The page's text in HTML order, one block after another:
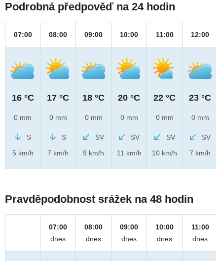
Podrobná předpověď na 24 hodin
07:00
16 °C
0 mm
S
5 km/h
08:00
17 °C
0 mm
S
7 km/h
09:00
18 °C
0 mm
SV
9 km/h
10:00
20 °C
0 mm
SV
11 km/h
11:00
22 °C
0 mm
SV
10 km/h
12:00
23 °C
0 mm
SV
7 km/h
Pravděpodobnost srážek na 48 hodin
07:00
dnes
08:00
dnes
09:00
dnes
10:00
dnes
11:00
dnes